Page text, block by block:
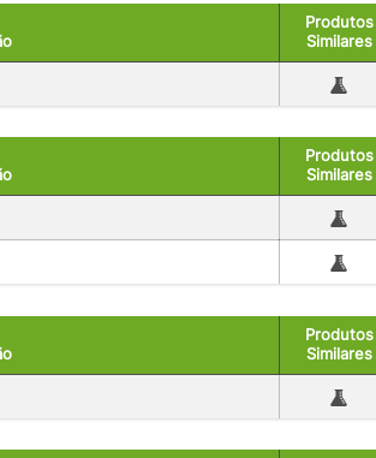
Produtos
Similares
Produtos
Similares
Produtos
Similares